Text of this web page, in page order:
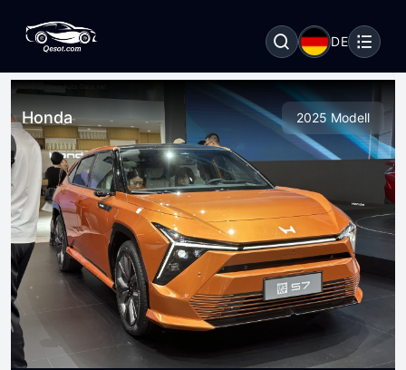
DE
Honda 2025 Modell